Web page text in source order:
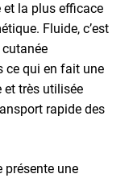
et la plus efficace
Fluide, c’est
ce qui en fait une
et très utilisée
rapide des
présente une